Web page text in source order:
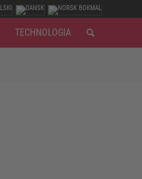
TECHNOLOGIA